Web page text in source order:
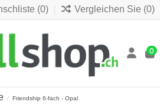
(0) Vergleichen Sie (0)
0
Friendship 6-fach - Opal